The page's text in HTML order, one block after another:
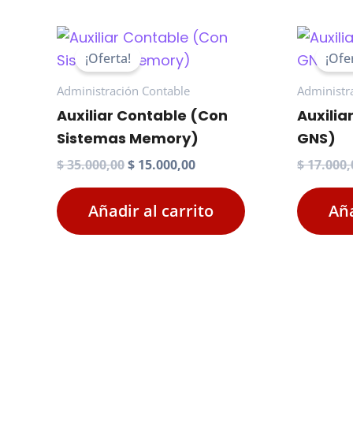
¡Oferta!
Administración Contable
Auxiliar Contable (Con
Sistemas Memory)
$35.000,00El
era:
$ 15.000,00El
actual
es:
$ 15.000,00.
Añadir al carrito
GNS)
$